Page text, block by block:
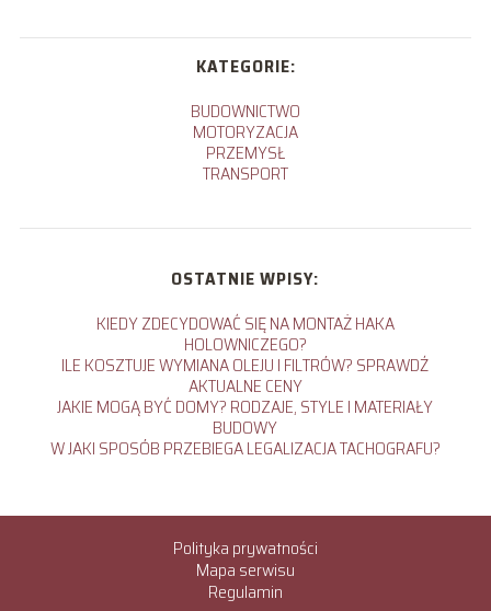
KATEGORIE:
BUDOWNICTWO
MOTORYZACJA
PRZEMYSŁ
TRANSPORT
OSTATNIE WPISY:
KIEDY ZDECYDOWAĆ SIĘ NA MONTAŻ HAKA
HOLOWNICZEGO?
ILE KOSZTUJE WYMIANA OLEJU I FILTRÓW? SPRAWDŹ
AKTUALNE CENY
JAKIE MOGĄ BYĆ DOMY? RODZAJE, STYLE I MATERIAŁY
BUDOWY
W JAKI SPOSÓB PRZEBIEGA LEGALIZACJA TACHOGRAFU?
Polityka prywatności
Mapa serwisu
Regulamin